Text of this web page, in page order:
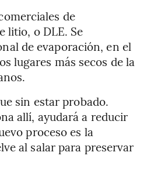
de
litio, o DLE. Se
de evaporación, en el
lugares más secos de la
sin estar probado.
allí, ayudará a reducir
proceso es la
al salar para preservar